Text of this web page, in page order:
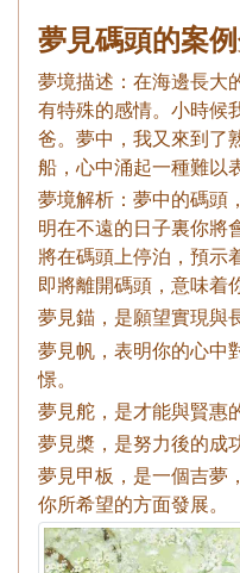
夢見碼頭的案
夢境描述：在海邊長大
有特殊的感情。小時候
爸。夢中，我又來到了
船，心中涌起一種難以
夢境解析：夢中的碼頭
明在不遠的日子裏你將
將在碼頭上停泊，預示
即將離開碼頭，意味着
夢見錨，是願望實現與
夢見帆，表明你的心中
憬。
夢見舵，是才能與賢惠
夢見槳，是努力後的成
夢見甲板，是一個吉夢
你所希望的方面發展。